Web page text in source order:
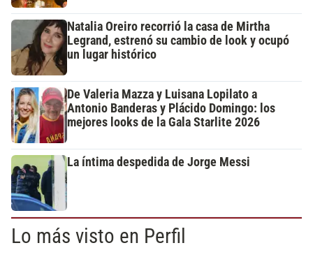
Natalia Oreiro recorrió la casa de Mirtha
Legrand, estrenó su cambio de look y ocupó
un lugar histórico
De Valeria Mazza y Luisana Lopilato a
Antonio Banderas y Plácido Domingo: los
mejores looks de la Gala Starlite 2026
La íntima despedida de Jorge Messi
Lo más visto en Perfil